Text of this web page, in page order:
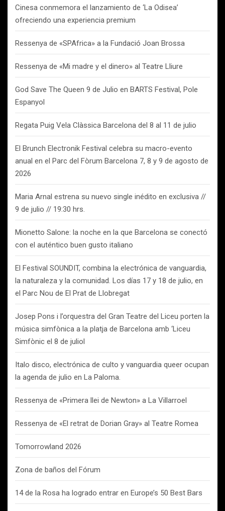
Cinesa conmemora el lanzamiento de ‘La Odisea’
ofreciendo una experiencia premium
Ressenya de «SPAfrica» a la Fundació Joan Brossa
Ressenya de «Mi madre y el dinero» al Teatre Lliure
God Save The Queen 9 de Julio en BARTS Festival, Pole
Espanyol
Regata Puig Vela Clàssica Barcelona del 8 al 11 de julio
El Brunch Electronik Festival celebra su macro-evento
anual en el Parc del Fòrum Barcelona 7, 8 y 9 de agosto de
2026
Maria Arnal estrena su nuevo single inédito en exclusiva //
9 de julio // 19:30 hrs.
Mionetto Salone: la noche en la que Barcelona se conectó
con el auténtico buen gusto italiano
El Festival SOUNDIT, combina la electrónica de vanguardia,
la naturaleza y la comunidad. Los días 17 y 18 de julio, en
el Parc Nou de El Prat de Llobregat
Josep Pons i l’orquestra del Gran Teatre del Liceu porten la
música simfònica a la platja de Barcelona amb ‘Liceu
Simfònic el 8 de juliol
Italo disco, electrónica de culto y vanguardia queer ocupan
la agenda de julio en La Paloma.
Ressenya de «Primera llei de Newton» a La Villarroel
Ressenya de «El retrat de Dorian Gray» al Teatre Romea
Tomorrowland 2026
Zona de baños del Fórum
14 de la Rosa ha logrado entrar en Europe’s 50 Best Bars